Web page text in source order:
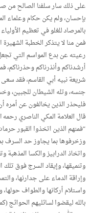
على ذلك سار سلفنا الصالح من
بإحسان، ولم يكن حكام وعلماء
بالمرصاد للغلو في تعظيم
فمن منا لا يتذكر الخطبة
رعيته عن بدع المواسم التي
أرشدناكم وأنذرناكم
شريعة نبيه أبي القاسم، فقد
جنسه، وتله الشيطان للجبين،
فليحذر الذين يخالفون عن أمره
قال العلامة المكي الناصري
“فمنهم الذين اتخذوا القبور
وزخرفوها بما يجاوز حد السرف
واتخاذ الدرابيز والكسا
وتنميقها، وإيقاد السرج فوق تلك
وإراقة الدماء على جدارنها،
واستلام أركانها والطواف حولها،
بالله ليقضوا لسائليهم